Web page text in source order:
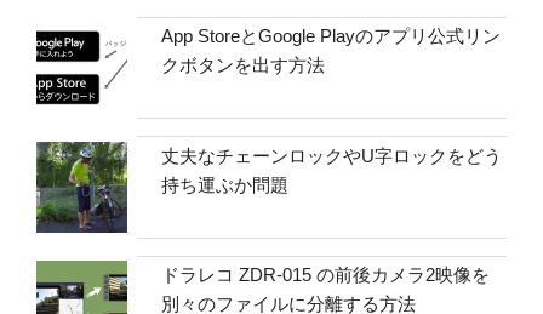
App StoreとGoogle Playのアプリ公式リン
クボタンを出す方法
丈夫なチェーンロックやU字ロックをどう
持ち運ぶか問題
ドラレコ ZDR-015 の前後カメラ2映像を
別々のファイルに分離する方法